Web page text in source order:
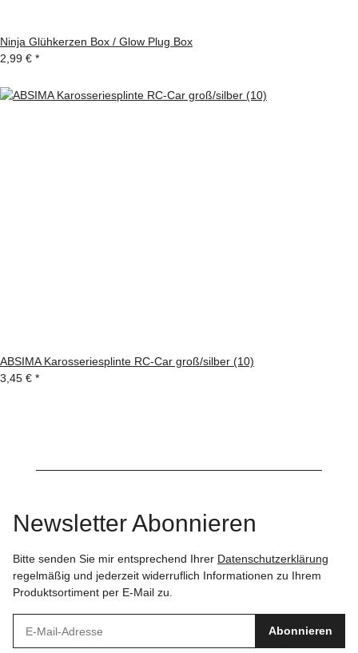
Ninja Glühkerzen Box / Glow Plug Box
2,99 € *
ABSIMA Karosseriesplinte RC-Car groß/silber (10)
3,45 € *
Newsletter Abonnieren
Bitte senden Sie mir entsprechend Ihrer Datenschutzerklärung
regelmäßig und jederzeit widerruflich Informationen zu Ihrem
Produktsortiment per E-Mail zu.
Abonnieren